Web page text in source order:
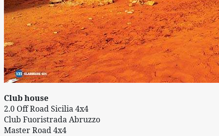
Club house
2.0 Off Road Sicilia 4x4
Club Fuoristrada Abruzzo
Master Road 4x4